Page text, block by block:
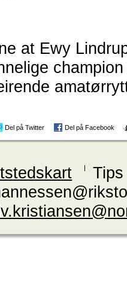
at Ewy
Del på Twitter Del på Facebook